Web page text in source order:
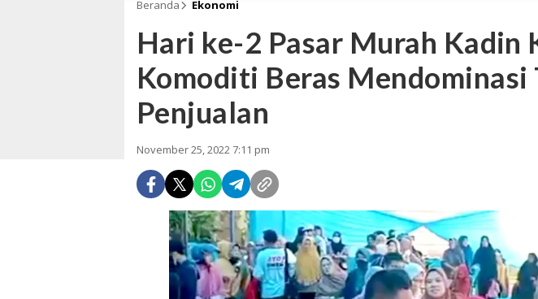
Beranda Ekonomi
Hari ke-2 Pasar Murah Kadin
Komoditi Beras Mendominasi
Penjualan
November 25, 2022 7:11 pm